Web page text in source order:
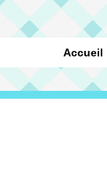
Accueil